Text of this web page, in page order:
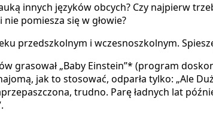
pomiesza się w głowie?
przedszkolnym i wczesnoszkolnym.
grasował „Baby Einstein”* (program
jak to stosować, odparła tylko: „Ale
trudno. Parę ładnych lat